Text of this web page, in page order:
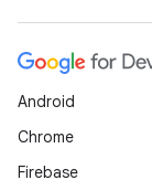
Android
Chrome
Firebase